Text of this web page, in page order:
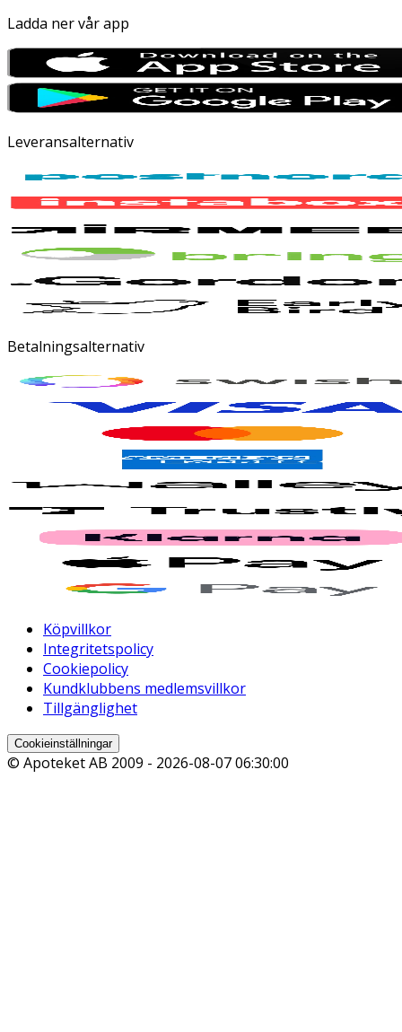
Ladda ner vår app
Leveransalternativ
Betalningsalternativ
Köpvillkor
Integritetspolicy
Cookiepolicy
Kundklubbens medlemsvillkor
Tillgänglighet
Cookieinställningar
© Apoteket AB 2009 - 2026-08-07 06:30:00